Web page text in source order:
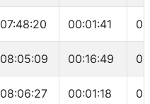
07:48:20 00:01:41
08:05:09 00:16:49
08:06:27 00:01:18